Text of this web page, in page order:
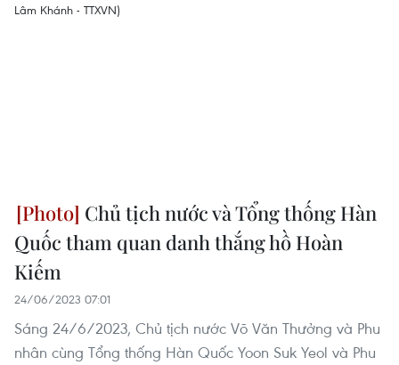
Chủ tịch nước và Tổng thống Hàn
Quốc tham quan danh thắng hồ Hoàn
Kiếm
24/06/2023 07:01
Sáng 24/6/2023, Chủ tịch nước Võ Văn Thưởng và Phu
nhân cùng Tổng thống Hàn Quốc Yoon Suk Yeol và Phu